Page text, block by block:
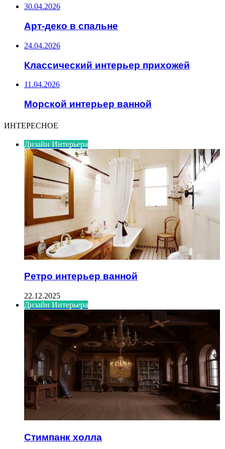
30.04.2026
Арт-деко в спальне
24.04.2026
Классический интерьер прихожей
11.04.2026
Морской интерьер ванной
ИНТЕРЕСНОЕ
Дизайн Интерьера
Ретро интерьер ванной
22.12.2025
Дизайн Интерьера
Стимпанк холла